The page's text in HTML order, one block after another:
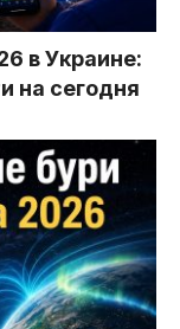
в Украине:
на сегодня